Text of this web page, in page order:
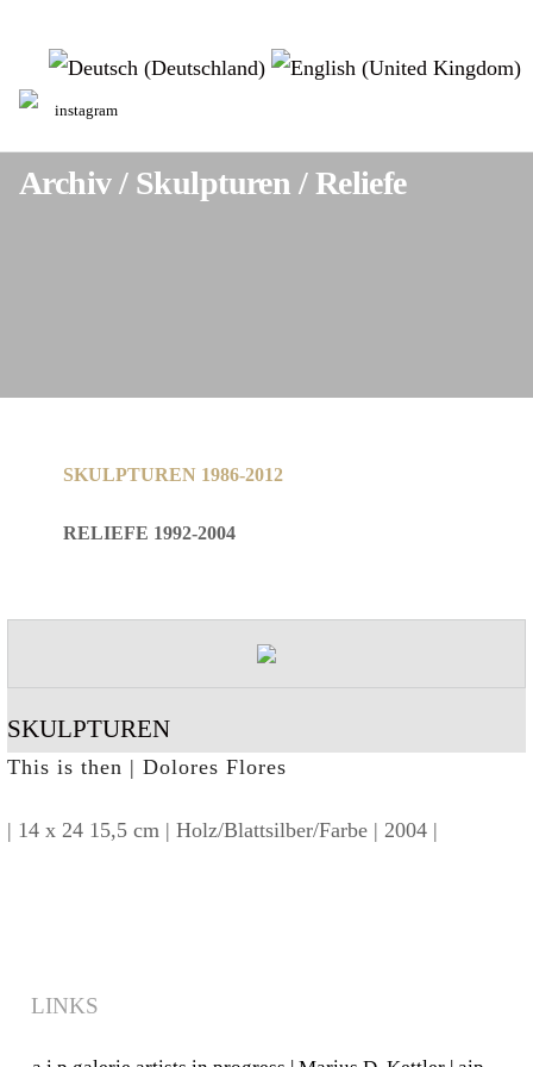
Sprache auswählen
instagram
Archiv / Skulpturen / Reliefe
SKULPTUREN 1986-2012
RELIEFE 1992-2004
SKULPTUREN
This is then | Dolores Flores
| 14 x 24 15,5 cm | Holz/Blattsilber/Farbe | 2004 |
LINKS